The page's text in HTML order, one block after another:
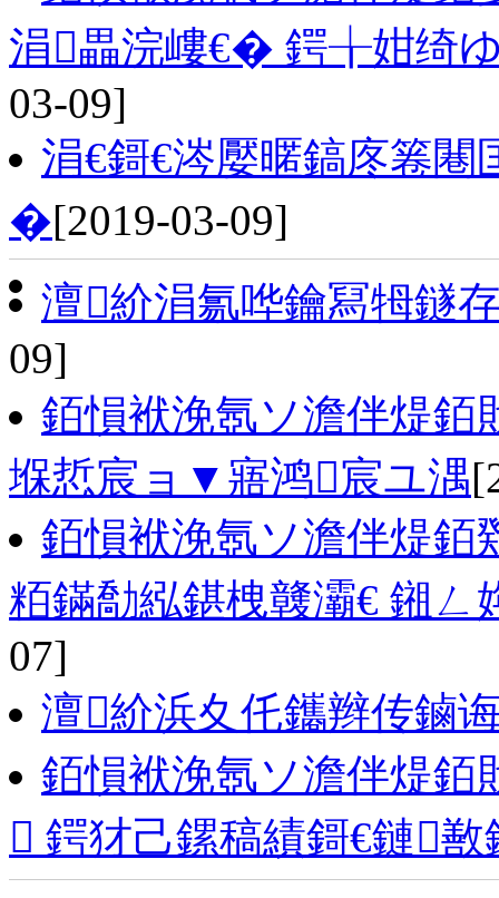
涓畾浣嶁€� 鍔╁姏绮
03-09]
涓€鎶€涔嬮暱鎬庝箞闀
�[2019-03-09]
澶紒涓氱哗鑰冩牳鐩
09]
銆愪袱浼氬ソ澹伴煶銆
堢悊宸ョ▼寤鸿宸ユ湡
銆愪袱浼氬ソ澹伴煶銆
粨鏋勪紭鍖栧竷灞€ 鎺
07]
澶紒浜夊仛鑴辫传鏀
銆愪袱浼氬ソ澹伴煶銆
 鍔犲己鏍稿績鎶€鏈